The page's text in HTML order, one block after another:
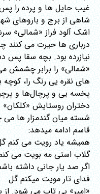
غیب حایل ها و پرده را پس
شاهی از برج و باروهای
اشک آلود فراز «شمالی»
درباری ها حیرت می کنند
نیازرده بود. بچه سقا
«شمالی» را برابر چشمش می
های نقره یی رنگ را،
پخسه یی و پرچال‌ها و
دختران روستایش «کلکان»
شسته میان گندمزار ها می
قاسم ادامه میدهد:
همیشه یاد رویت می کنم
گلاب استی مه بویت می
اگر صد یار جانی داشته
فدای تار مویت میکنم گل
«امیر» بی تاب می شود.